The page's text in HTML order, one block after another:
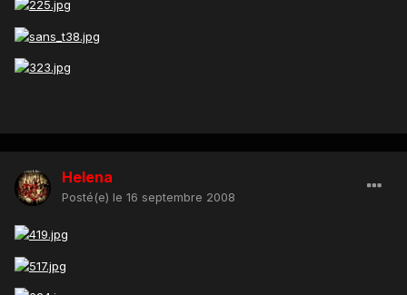
Helena
Posté(e) le 16 septembre 2008